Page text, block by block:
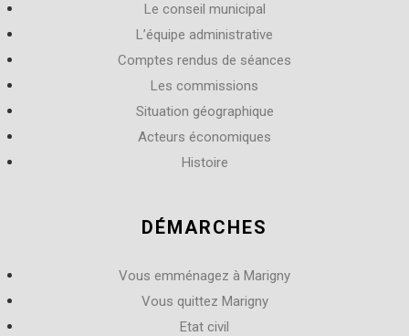
Le conseil municipal
L’équipe administrative
Comptes rendus de séances
Les commissions
Situation géographique
Acteurs économiques
Histoire
DÉMARCHES
Vous emménagez à Marigny
Vous quittez Marigny
Etat civil